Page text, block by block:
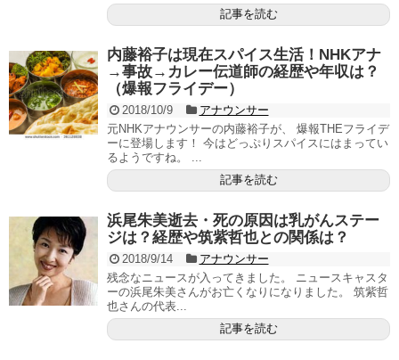
記事を読む
内藤裕子は現在スパイス生活！NHKアナ
→事故→カレー伝道師の経歴や年収は？
（爆報フライデー）
2018/10/9
アナウンサー
元NHKアナウンサーの内藤裕子が、 爆報THEフライデ
ーに登場します！ 今はどっぷりスパイスにはまってい
るようですね。 ...
記事を読む
浜尾朱美逝去・死の原因は乳がんステー
ジは？経歴や筑紫哲也との関係は？
2018/9/14
アナウンサー
残念なニュースが入ってきました。 ニュースキャスタ
ーの浜尾朱美さんがお亡くなりになりました。 筑紫哲
也さんの代表...
記事を読む